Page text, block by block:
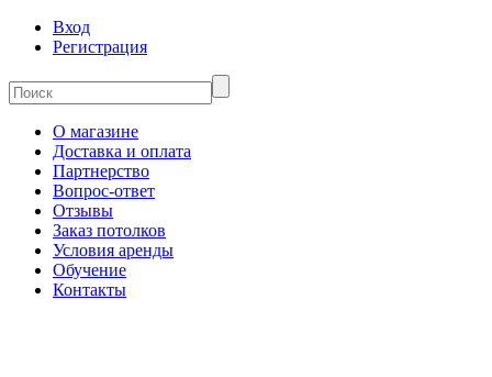
Вход
Регистрация
О магазине
Доставка и оплата
Партнерство
Вопрос-ответ
Отзывы
Заказ потолков
Условия аренды
Обучение
Контакты